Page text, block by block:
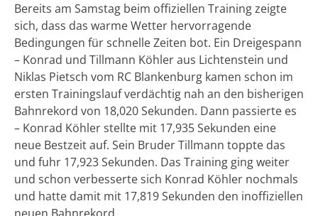
Bereits am Samstag beim offiziellen Training zeigte
sich, dass das warme Wetter hervorragende
Bedingungen für schnelle Zeiten bot. Ein Dreigespann
– Konrad und Tillmann Köhler aus Lichtenstein und
Niklas Pietsch vom RC Blankenburg kamen schon im
ersten Trainingslauf verdächtig nah an den bisherigen
Bahnrekord von 18,020 Sekunden. Dann passierte es
– Konrad Köhler stellte mit 17,935 Sekunden eine
neue Bestzeit auf. Sein Bruder Tillmann toppte das
und fuhr 17,923 Sekunden. Das Training ging weiter
und schon verbesserte sich Konrad Köhler nochmals
und hatte damit mit 17,819 Sekunden den inoffiziellen